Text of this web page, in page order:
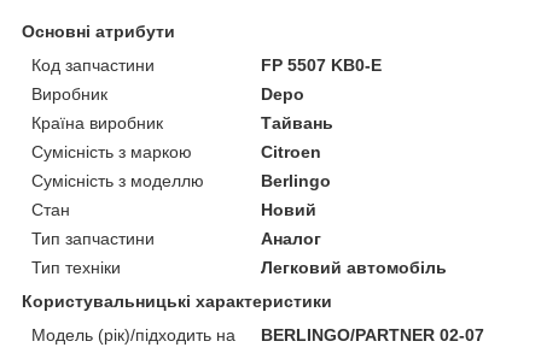
Основні атрибути
Код запчастини
FP 5507 KB0-E
Виробник
Depo
Країна виробник
Тайвань
Сумісність з маркою
Citroen
Сумісність з моделлю
Berlingo
Стан
Новий
Тип запчастини
Аналог
Тип техніки
Легковий автомобіль
Користувальницькі характеристики
Модель (рік)/підходить на
BERLINGO/PARTNER 02-07